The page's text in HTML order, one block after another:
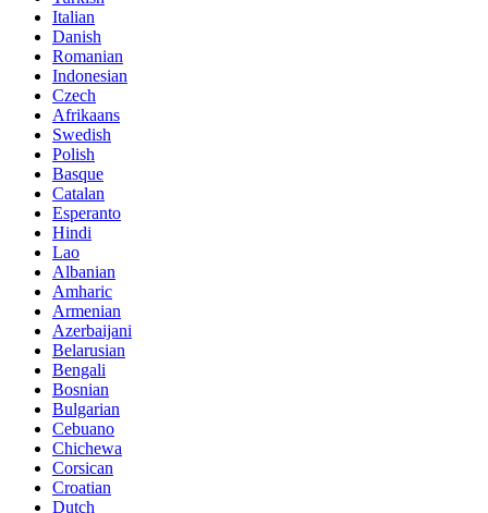
Italian
Danish
Romanian
Indonesian
Czech
Afrikaans
Swedish
Polish
Basque
Catalan
Esperanto
Hindi
Lao
Albanian
Amharic
Armenian
Azerbaijani
Belarusian
Bengali
Bosnian
Bulgarian
Cebuano
Chichewa
Corsican
Croatian
Dutch